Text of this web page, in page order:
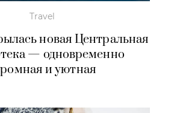
Travel
новая Центральная
— одновременно
и уютная